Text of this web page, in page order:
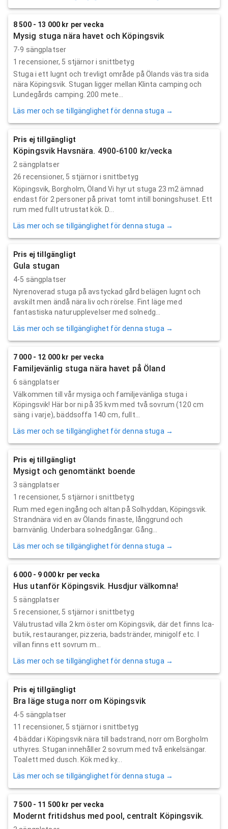
8 500 - 13 000 kr per vecka
Mysig stuga nära havet och Köpingsvik
7-9 sängplatser
1 recensioner, 5 stjärnor i snittbetyg
Stuga i ett lugnt och trevligt område på Ölands västra sida
nära Köpingsvik. Stugan ligger mellan Klinta camping och
Lundegårds camping. 200 mete...
Läs mer och se tillgänglighet för denna stuga →
Pris ej tillgängligt
Köpingsvik Havsnära. 4900-6100 kr/vecka
2 sängplatser
26 recensioner, 5 stjärnor i snittbetyg
Köpingsvik, Borgholm, Öland Vi hyr ut stuga 23 m2 ämnad
endast för 2 personer på privat tomt intill boningshuset. Ett
rum med fullt utrustat kök. D...
Läs mer och se tillgänglighet för denna stuga →
Pris ej tillgängligt
Gula stugan
4-5 sängplatser
Nyrenoverad stuga på avstyckad gård belägen lugnt och
avskilt men ändå nära liv och rörelse. Fint läge med
fantastiska naturupplevelser med solnedg...
Läs mer och se tillgänglighet för denna stuga →
7 000 - 12 000 kr per vecka
Familjevänlig stuga nära havet på Öland
6 sängplatser
Välkommen till vår mysiga och familjevänliga stuga i
Köpingsvik! Här bor ni på 35 kvm med två sovrum (120 cm
säng i varje), bäddsoffa 140 cm, fullt...
Läs mer och se tillgänglighet för denna stuga →
Pris ej tillgängligt
Mysigt och genomtänkt boende
3 sängplatser
1 recensioner, 5 stjärnor i snittbetyg
Rum med egen ingång och altan på Solhyddan, Köpingsvik.
Strandnära vid en av Ölands finaste, långgrund och
barnvänlig. Underbara solnedgångar. Gång...
Läs mer och se tillgänglighet för denna stuga →
6 000 - 9 000 kr per vecka
Hus utanför Köpingsvik. Husdjur välkomna!
5 sängplatser
5 recensioner, 5 stjärnor i snittbetyg
Välutrustad villa 2 km öster om Köpingsvik, där det finns Ica-
butik, restauranger, pizzeria, badstränder, minigolf etc. I
villan finns ett sovrum m...
Läs mer och se tillgänglighet för denna stuga →
Pris ej tillgängligt
Bra läge stuga norr om Köpingsvik
4-5 sängplatser
11 recensioner, 5 stjärnor i snittbetyg
4 bäddar i Köpingsvik nära till badstrand, norr om Borgholm
uthyres. Stugan innehåller 2 sovrum med två enkelsängar.
Toalett med dusch. Kök med ky...
Läs mer och se tillgänglighet för denna stuga →
7 500 - 11 500 kr per vecka
Modernt fritidshus med pool, centralt Köpingsvik.